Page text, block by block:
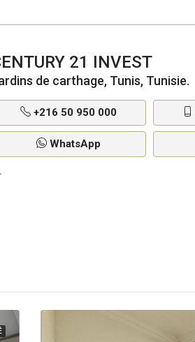
21 INVEST
de carthage, Tunis, Tunisie.
+216 50 950 000
WhatsApp